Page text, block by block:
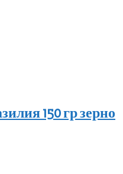
150 гр зерно